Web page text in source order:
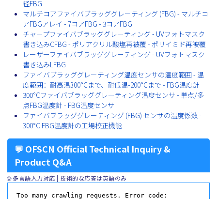
径FBG
マルチコアファイバブラッググレーティング (FBG) - マルチコ
アFBGアレイ - 7コアFBG - 3コアFBG
チャープファイバブラッググレーティング - UVフォトマスク
書き込みCFBG - ポリアクリル酸塩再被覆 - ポリイミド再被覆
レーザーファイバブラッググレーティング - UVフォトマスク
書き込みLFBG
ファイバブラッググレーティング温度センサの温度範囲 - 温
度範囲：耐高温300°Cまで、耐低温-200°Cまで - FBG温度計
300°Cファイバブラッググレーティング温度センサ - 単点/多
点FBG温度計 - FBG温度センサ
ファイバブラッググレーティング (FBG) センサの温度係数 -
300°C FBG温度計の工場校正機能
💬 OFSCN Official Technical Inquiry &
Product Q&A
🌐 多言語入力対応 | 技術的な応答は英語のみ